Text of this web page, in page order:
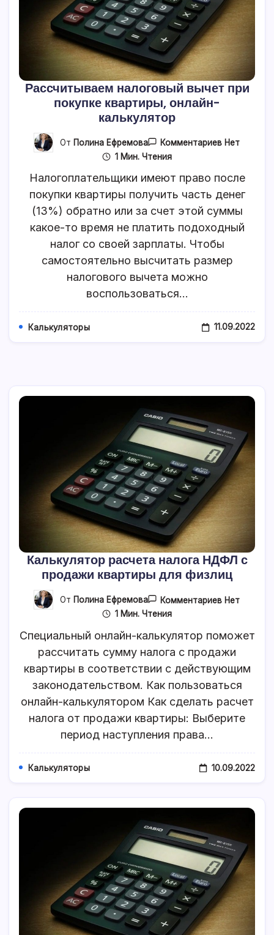
Рассчитываем налоговый вычет при
покупке квартиры, онлайн-
калькулятор
От Полина Ефремова КомментариевК
Вычет
При
Покупке
Квартиры,
Нет
1 Мин. Чтения
Налогоплательщики имеют право после
покупки квартиры получить часть денег
(13%) обратно или за счет этой суммы
какое-то время не платить подоходный
налог со своей зарплаты. Чтобы
самостоятельно высчитать размер
налогового вычета можно
воспользоваться…
Калькуляторы 11.09.2022
Калькулятор расчета налога НДФЛ с
продажи квартиры для физлиц
От Полина Ефремова КомментариевК
Налога
НДФЛ
С
Продажи
Квартиры
Для
Нет
1 Мин. Чтения
Специальный онлайн-калькулятор поможет
рассчитать сумму налога с продажи
квартиры в соответствии с действующим
законодательством. Как пользоваться
онлайн-калькулятором Как сделать расчет
налога от продажи квартиры: Выберите
период наступления права…
Калькуляторы 10.09.2022